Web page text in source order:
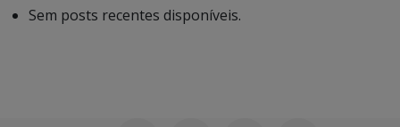
Sem posts recentes disponíveis.